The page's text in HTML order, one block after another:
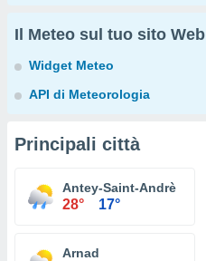
Il Meteo sul tuo sito Web
Widget Meteo
API di Meteorologia
Principali città
Antey-Saint-Andrè
28° 17°
Arnad